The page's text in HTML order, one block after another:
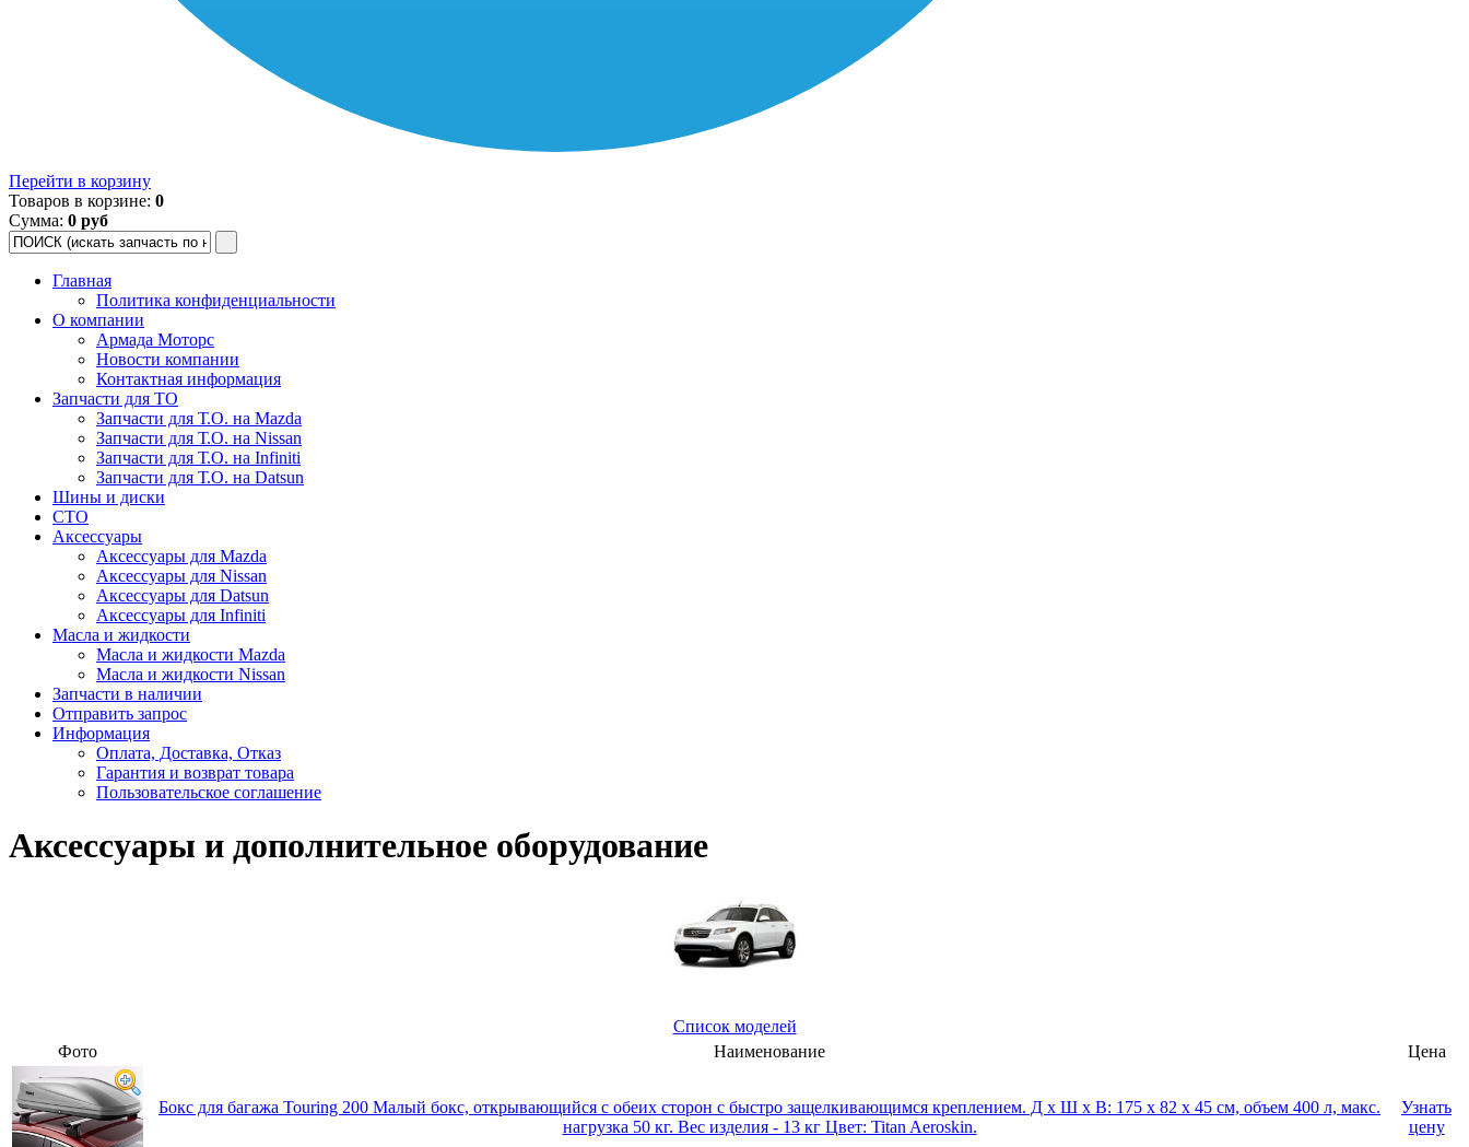
Перейти в корзину
Товаров в корзине: 0
Сумма: 0 руб
Главная
Политика конфиденциальности
О компании
Армада Моторс
Новости компании
Контактная информация
Запчасти для ТО
Запчасти для Т.О. на Mazda
Запчасти для Т.О. на Nissan
Запчасти для Т.О. на Infiniti
Запчасти для Т.О. на Datsun
Шины и диски
СТО
Аксессуары
Аксессуары для Mazda
Аксессуары для Nissan
Аксессуары для Datsun
Аксессуары для Infiniti
Масла и жидкости
Масла и жидкости Mazda
Масла и жидкости Nissan
Запчасти в наличии
Отправить запрос
Информация
Оплата, Доставка, Отказ
Гарантия и возврат товара
Пользовательское соглашение
Аксессуары и дополнительное оборудование
Список моделей
Фото
Наименование Цена
Бокс для багажа Touring 200 Малый бокс, открывающийся с обеих сторон с быстро защелкивающимся креплением. Д х Ш х В: 175 x 82 x 45 см, объем 400 л, макс.
нагрузка 50 кг. Вес изделия - 13 кг Цвет: Titan Aeroskin.
Узнать
цену